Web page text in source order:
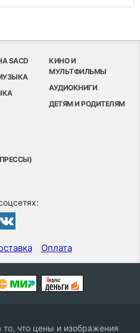
SACD
КИНО И
МУЛЬТФИЛЬМЫ
АУДИОКНИГИ
ДЕТЯМ И РОДИТЕЛЯМ
Оплата
что цены и изображения